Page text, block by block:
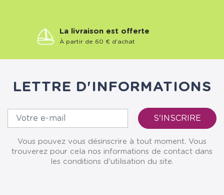
La livraison est offerte
À partir de 60 € d'achat
LETTRE D'INFORMATIONS
Vous pouvez vous désinscrire à tout moment. Vous
trouverez pour cela nos informations de contact dans
les conditions d'utilisation du site.